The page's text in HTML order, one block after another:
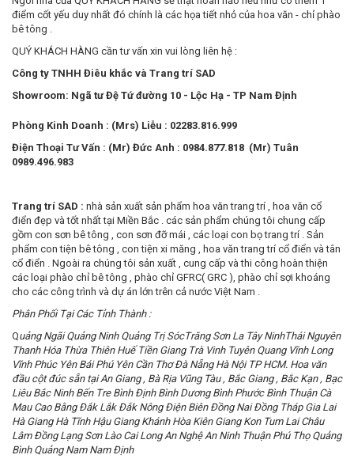
điểm cốt yếu duy nhất đó chính là các họa tiết nhỏ của hoa văn - chỉ phào
bê tông .
QUÝ KHÁCH HÀNG cần tư vấn xin vui lòng liên hệ :
Công ty TNHH Điêu khắc và Trang trí SAD
Showroom: Ngã tư Đệ Tứ đường 10 - Lộc Hạ - TP Nam Định
Phòng Kinh Doanh : (Mrs) Liễu : 02283.816.999
Điện Thoại Tư Vấn : (Mr) Đức Anh : 0984.877.818 (Mr) Tuân
0989.496.983
Trang trí SAD : nhà sản xuất sản phẩm hoa văn trang trí , hoa văn cổ
điển đẹp và tốt nhất tại Miền Bắc . các sản phẩm chúng tôi chung cấp
gồm con sơn bê tông , con sơn đỡ mái , các loại con bọ trang trí . Sản
phẩm con tiện bê tông , con tiện xi măng , hoa văn trang trí cổ điển và tân
cổ điển . Ngoài ra chúng tôi sản xuất , cung cấp và thi công hoàn thiện
các loại phào chỉ bê tông , phào chỉ GFRC( GRC ), phào chỉ sợi khoáng
cho các công trình và dự án lớn trên cả nước Việt Nam .
Phân Phối Tại Các Tỉnh Thành :
Quảng Ngãi Quảng Ninh Quảng Trị SócTrăng Sơn La Tây NinhThái Nguyên
Thanh Hóa Thừa Thiên Huế Tiền Giang Trà Vinh Tuyên Quang Vĩnh Long
Vĩnh Phúc Yên Bái Phú Yên Cần Thơ Đà Nẵng Hà Nội TP HCM. Hoa văn
đầu cột đúc sẵn tại An Giang , Bà Rịa Vũng Tàu , Bắc Giang , Bắc Kạn , Bạc
Liêu Bắc Ninh Bến Tre Bình Định Bình Dương Bình Phước Bình Thuận Cà
Mau Cao Bằng Đắk Lắk Đắk Nông Điện Biên Đồng Nai Đồng Tháp Gia Lai
Hà Giang Hà Tĩnh Hậu Giang Khánh Hòa Kiên Giang Kon Tum Lai Châu
Lâm Đồng Lạng Sơn Lào Cai Long An Nghệ An Ninh Thuận Phú Thọ Quảng
Bình Quảng Nam Nam Định